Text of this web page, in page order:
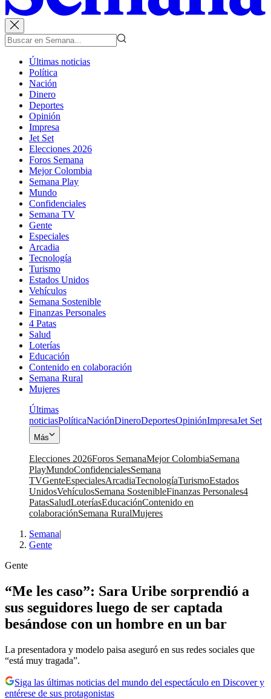
Últimas noticias
Política
Nación
Dinero
Deportes
Opinión
Impresa
Jet Set
Elecciones 2026
Foros Semana
Mejor Colombia
Semana Play
Mundo
Confidenciales
Semana TV
Gente
Especiales
Arcadia
Tecnología
Turismo
Estados Unidos
Vehículos
Semana Sostenible
Finanzas Personales
4 Patas
Salud
Loterías
Educación
Contenido en colaboración
Semana Rural
Mujeres
Últimas
noticiasPolíticaNaciónDineroDeportesOpiniónImpresaJet Set
Más
Elecciones 2026Foros SemanaMejor ColombiaSemana
PlayMundoConfidencialesSemana
TVGenteEspecialesArcadiaTecnologíaTurismoEstados
UnidosVehículosSemana SostenibleFinanzas Personales4
PatasSaludLoteríasEducaciónContenido en
colaboraciónSemana RuralMujeres
Semana|
Gente
Gente
“Me les caso”: Sara Uribe sorprendió a
sus seguidores luego de ser captada
besándose con un hombre en un bar
La presentadora y modelo paisa aseguró en sus redes sociales que
“está muy tragada”.
Siga las últimas noticias del mundo del espectáculo en Discover y
entérese de sus protagonistas